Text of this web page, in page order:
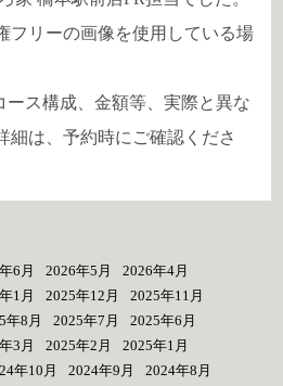
フリーの画像を使用している場
ス構成、金額等、実際と異な
細は、予約時にご確認くださ
6月 2026年5月
2026年4月
1月 2025年12月
2025年11月
年8月 2025年7月
2025年6月
3月 2025年2月
2025年1月
年10月 2024年9月
2024年8月